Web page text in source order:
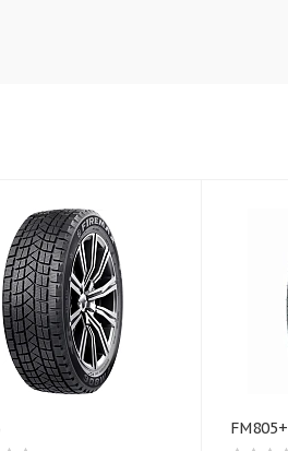
FM805+